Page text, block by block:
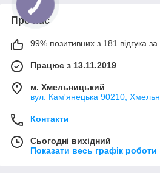
Про нас
99% позитивних з 181 відгука за
Працює з 13.11.2019
м. Хмельницький
вул. Кам'янецька 90210,
Контакти
Сьогодні вихідний
Показати весь графік роботи